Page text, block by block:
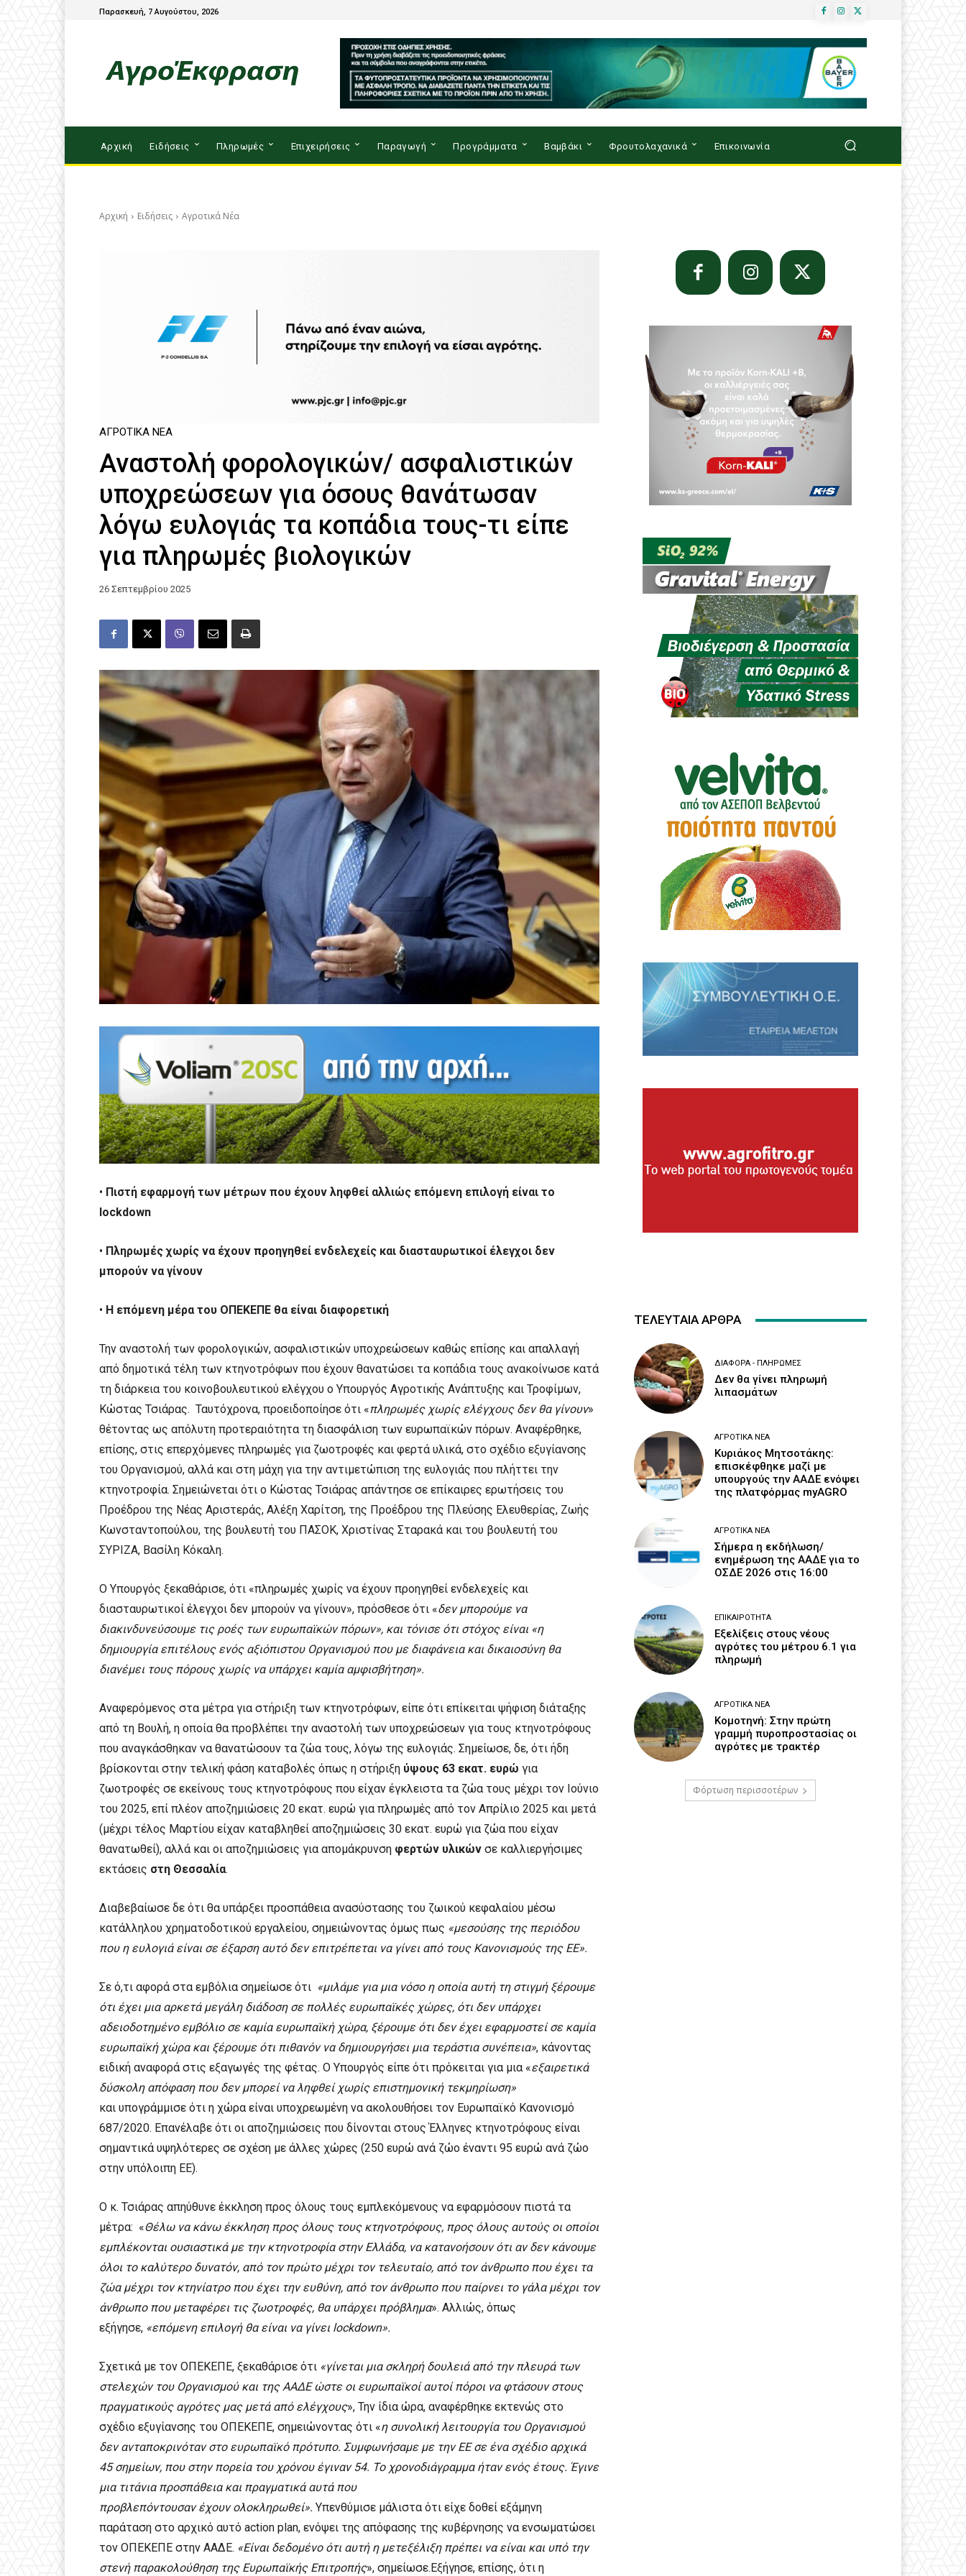
Παρασκευή, 7 Αυγούστου, 2026
Αρχική Ειδήσεις Πληρωμές Επιχειρήσεις Παραγωγή Προγράμματα Βαμβάκι Φρουτολαχανικά Επικοινωνία
Αρχική Ειδήσεις Αγροτικά Νέα
ΑΓΡΟΤΙΚΆ ΝΈΑ
Αναστολή φορολογικών/ ασφαλιστικών
υποχρεώσεων για όσους θανάτωσαν
λόγω ευλογιάς τα κοπάδια τους-τι είπε
για πληρωμές βιολογικών
26 Σεπτεμβρίου 2025
• Πιστή εφαρμογή των μέτρων που έχουν ληφθεί αλλιώς επόμενη επιλογή είναι το
lockdown
• Πληρωμές χωρίς να έχουν προηγηθεί ενδελεχείς και διασταυρωτικοί έλεγχοι δεν
μπορούν να γίνουν
• Η επόμενη μέρα του ΟΠΕΚΕΠΕ θα είναι διαφορετική
Την αναστολή των φορολογικών, ασφαλιστικών υποχρεώσεων καθώς επίσης και απαλλαγή
από δημοτικά τέλη των κτηνοτρόφων που έχουν θανατώσει τα κοπάδια τους ανακοίνωσε κατά
τη διάρκεια του κοινοβουλευτικού ελέγχου ο Υπουργός Αγροτικής Ανάπτυξης και Τροφίμων,
Κώστας Τσιάρας. Ταυτόχρονα, προειδοποίησε ότι «πληρωμές χωρίς ελέγχους δεν θα γίνουν»
θέτοντας ως απόλυτη προτεραιότητα τη διασφάλιση των ευρωπαϊκών πόρων. Αναφέρθηκε,
επίσης, στις επερχόμενες πληρωμές για ζωοτροφές και φερτά υλικά, στο σχέδιο εξυγίανσης
του Οργανισμού, αλλά και στη μάχη για την αντιμετώπιση της ευλογιάς που πλήττει την
κτηνοτροφία. Σημειώνεται ότι ο Κώστας Τσιάρας απάντησε σε επίκαιρες ερωτήσεις του
Προέδρου της Νέας Αριστεράς, Αλέξη Χαρίτση, της Προέδρου της Πλεύσης Ελευθερίας, Ζωής
Κωνσταντοπούλου, της βουλευτή του ΠΑΣΟΚ, Χριστίνας Σταρακά και του βουλευτή του
ΣΥΡΙΖΑ, Βασίλη Κόκαλη.
Ο Υπουργός ξεκαθάρισε, ότι «πληρωμές χωρίς να έχουν προηγηθεί ενδελεχείς και
διασταυρωτικοί έλεγχοι δεν μπορούν να γίνουν», πρόσθεσε ότι «δεν μπορούμε να
διακινδυνεύσουμε τις ροές των ευρωπαϊκών πόρων», και τόνισε ότι στόχος είναι «η
δημιουργία επιτέλους ενός αξιόπιστου Οργανισμού που με διαφάνεια και δικαιοσύνη θα
διανέμει τους πόρους χωρίς να υπάρχει καμία αμφισβήτηση».
Αναφερόμενος στα μέτρα για στήριξη των κτηνοτρόφων, είπε ότι επίκειται ψήφιση διάταξης
από τη Βουλή, η οποία θα προβλέπει την αναστολή των υποχρεώσεων για τους κτηνοτρόφους
που αναγκάσθηκαν να θανατώσουν τα ζώα τους, λόγω της ευλογιάς. Σημείωσε, δε, ότι ήδη
βρίσκονται στην τελική φάση καταβολές όπως η στήριξη ύψους 63 εκατ. ευρώ για
ζωοτροφές σε εκείνους τους κτηνοτρόφους που είχαν έγκλειστα τα ζώα τους μέχρι τον Ιούνιο
του 2025, επί πλέον αποζημιώσεις 20 εκατ. ευρώ για πληρωμές από τον Απρίλιο 2025 και μετά
(μέχρι τέλος Μαρτίου είχαν καταβληθεί αποζημιώσεις 30 εκατ. ευρώ για ζώα που είχαν
θανατωθεί), αλλά και οι αποζημιώσεις για απομάκρυνση φερτών υλικών σε καλλιεργήσιμες
εκτάσεις στη Θεσσαλία.
Διαβεβαίωσε δε ότι θα υπάρξει προσπάθεια ανασύστασης του ζωικού κεφαλαίου μέσω
κατάλληλου χρηματοδοτικού εργαλείου, σημειώνοντας όμως πως «μεσούσης της περιόδου
που η ευλογιά είναι σε έξαρση αυτό δεν επιτρέπεται να γίνει από τους Κανονισμούς της ΕΕ».
Σε ό,τι αφορά στα εμβόλια σημείωσε ότι «μιλάμε για μια νόσο η οποία αυτή τη στιγμή ξέρουμε
ότι έχει μια αρκετά μεγάλη διάδοση σε πολλές ευρωπαϊκές χώρες, ότι δεν υπάρχει
αδειοδοτημένο εμβόλιο σε καμία ευρωπαϊκή χώρα, ξέρουμε ότι δεν έχει εφαρμοστεί σε καμία
ευρωπαϊκή χώρα και ξέρουμε ότι πιθανόν να δημιουργήσει μια τεράστια συνέπεια», κάνοντας
ειδική αναφορά στις εξαγωγές της φέτας. Ο Υπουργός είπε ότι πρόκειται για μια «εξαιρετικά
δύσκολη απόφαση που δεν μπορεί να ληφθεί χωρίς επιστημονική τεκμηρίωση»
και υπογράμμισε ότι η χώρα είναι υποχρεωμένη να ακολουθήσει τον Ευρωπαϊκό Κανονισμό
687/2020. Επανέλαβε ότι οι αποζημιώσεις που δίνονται στους Έλληνες κτηνοτρόφους είναι
σημαντικά υψηλότερες σε σχέση με άλλες χώρες (250 ευρώ ανά ζώο έναντι 95 ευρώ ανά ζώο
στην υπόλοιπη ΕΕ).
Ο κ. Τσιάρας απηύθυνε έκκληση προς όλους τους εμπλεκόμενους να εφαρμόσουν πιστά τα
μέτρα: «Θέλω να κάνω έκκληση προς όλους τους κτηνοτρόφους, προς όλους αυτούς οι οποίοι
εμπλέκονται ουσιαστικά με την κτηνοτροφία στην Ελλάδα, να κατανοήσουν ότι αν δεν κάνουμε
όλοι το καλύτερο δυνατόν, από τον πρώτο μέχρι τον τελευταίο, από τον άνθρωπο που έχει τα
ζώα μέχρι τον κτηνίατρο που έχει την ευθύνη, από τον άνθρωπο που παίρνει το γάλα μέχρι τον
άνθρωπο που μεταφέρει τις ζωοτροφές, θα υπάρχει πρόβλημα». Αλλιώς, όπως
εξήγησε, «επόμενη επιλογή θα είναι να γίνει lockdown».
Σχετικά με τον ΟΠΕΚΕΠΕ, ξεκαθάρισε ότι «γίνεται μια σκληρή δουλειά από την πλευρά των
στελεχών του Οργανισμού και της ΑΑΔΕ ώστε οι ευρωπαϊκοί αυτοί πόροι να φτάσουν στους
πραγματικούς αγρότες μας μετά από ελέγχους», Την ίδια ώρα, αναφέρθηκε εκτενώς στο
σχέδιο εξυγίανσης του ΟΠΕΚΕΠΕ, σημειώνοντας ότι «η συνολική λειτουργία του Οργανισμού
δεν ανταποκρινόταν στο ευρωπαϊκό πρότυπο. Συμφωνήσαμε με την ΕΕ σε ένα σχέδιο αρχικά
45 σημείων, που στην πορεία του χρόνου έγιναν 54. Το χρονοδιάγραμμα ήταν ενός έτους. Έγινε
μια τιτάνια προσπάθεια και πραγματικά αυτά που
προβλεπόντουσαν έχουν ολοκληρωθεί». Υπενθύμισε μάλιστα ότι είχε δοθεί εξάμηνη
παράταση στο αρχικό αυτό action plan, ενόψει της απόφασης της κυβέρνησης να ενσωματώσει
τον ΟΠΕΚΕΠΕ στην ΑΑΔΕ. «Είναι δεδομένο ότι αυτή η μετεξέλιξη πρέπει να είναι και υπό την
στενή παρακολούθηση της Ευρωπαϊκής Επιτροπής», σημείωσε.Εξήγησε, επίσης, ότι η
ΤΕΛΕΥΤΑΙΑ ΑΡΘΡΑ
ΔΙΆΦΟΡΑ - ΠΛΗΡΩΜΈΣ
Δεν θα γίνει πληρωμή
λιπασμάτων
ΑΓΡΟΤΙΚΆ ΝΈΑ
Κυριάκος Μητσοτάκης:
επισκέφθηκε μαζί με
υπουργούς την ΑΑΔΕ ενόψει
της πλατφόρμας myAGRO
ΑΓΡΟΤΙΚΆ ΝΈΑ
Σήμερα η εκδήλωση/
ενημέρωση της ΑΑΔΕ για το
ΟΣΔΕ 2026 στις 16:00
ΕΠΙΚΑΙΡΌΤΗΤΑ
Εξελίξεις στους νέους
αγρότες του μέτρου 6.1 για
πληρωμή
ΑΓΡΟΤΙΚΆ ΝΈΑ
Κομοτηνή: Στην πρώτη
γραμμή πυροπροστασίας οι
αγρότες με τρακτέρ
Φόρτωση περισσοτέρων